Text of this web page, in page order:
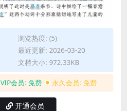
浏览热度: (5)
最近更新: 2026-03-20
文档大小: 972.33KB
VIP会员: 免费 永久会员: 免费
开通会员